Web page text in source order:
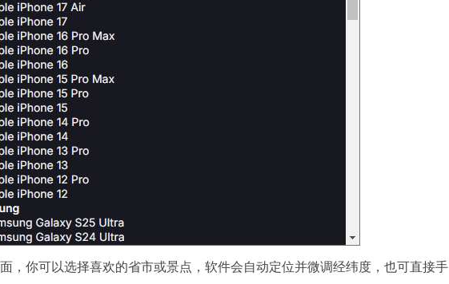
，你可以选择喜欢的省市或景点，软件会自动定位并微调经纬度，也可直接手